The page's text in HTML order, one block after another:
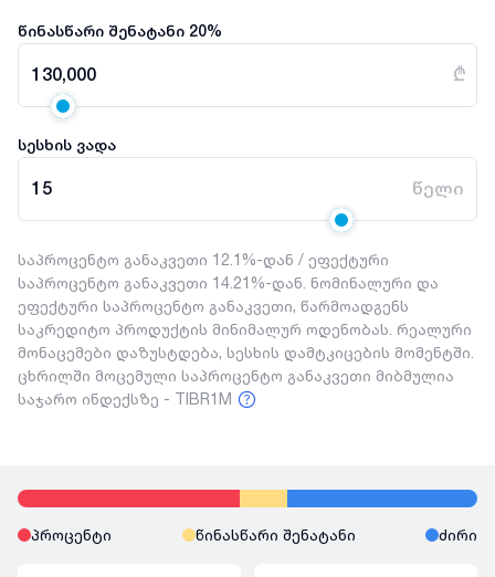
წინასწარი შენატანი 20%
130,000 ₾
სესხის ვადა
15 წელი
საპროცენტო განაკვეთი 12.1%-დან / ეფექტური
საპროცენტო განაკვეთი 14.21%-დან. ნომინალური და
ეფექტური საპროცენტო განაკვეთი, წარმოადგენს
საკრედიტო პროდუქტის მინიმალურ ოდენობას. რეალური
მონაცემები დაზუსტდება, სესხის დამტკიცების მომენტში.
ცხრილში მოცემული საპროცენტო განაკვეთი მიბმულია
საჯარო ინდექსზე - TIBR1M
პროცენტი წინასწარი შენატანი ძირი